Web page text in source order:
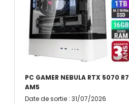
PC GAMER NEBULA RTX 5070 R7
AM5
Date de sortie : 31/07/2026